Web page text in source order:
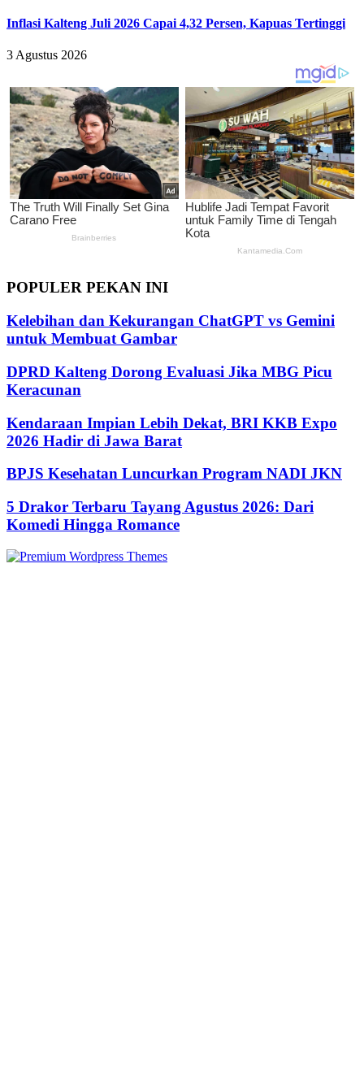
Inflasi Kalteng Juli 2026 Capai 4,32 Persen, Kapuas Tertinggi
3 Agustus 2026
POPULER PEKAN INI
Kelebihan dan Kekurangan ChatGPT vs Gemini
untuk Membuat Gambar
DPRD Kalteng Dorong Evaluasi Jika MBG Picu
Keracunan
Kendaraan Impian Lebih Dekat, BRI KKB Expo
2026 Hadir di Jawa Barat
BPJS Kesehatan Luncurkan Program NADI JKN
5 Drakor Terbaru Tayang Agustus 2026: Dari
Komedi Hingga Romance